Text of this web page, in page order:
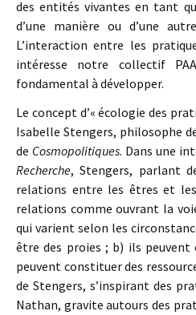
des entités vivantes en tant
d’une manière ou d’une
L’interaction entre les
intéresse notre collectif
fondamental à développer.
Le concept d’« écologie des
Isabelle Stengers, philosophe
de Cosmopolitiques. Dans une
Recherche, Stengers, parlant
relations entre les êtres et
relations comme ouvrant la
qui varient selon les
être des proies ; b) ils peuvent
peuvent constituer des
de Stengers, s’inspirant des
Nathan, gravite autours des